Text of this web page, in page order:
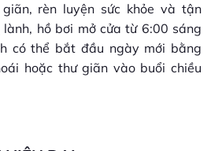
rèn luyện sức khỏe và tận
hồ bơi mở cửa từ 6:00 sáng
có thể bắt đầu ngày mới bằng
hoặc thư giãn vào buổi chiều